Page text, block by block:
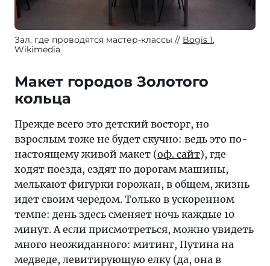
Зал, где проводятся мастер-классы Bogis 1,
Wikimedia
Макет городов Золотого
кольца
Прежде всего это детский восторг, но
взрослым тоже не будет скучно: ведь это по-
настоящему живой макет (оф. сайт), где
ходят поезда, ездят по дорогам машины,
мелькают фигурки горожан, в общем, жизнь
идет своим чередом. Только в ускоренном
темпе: день здесь сменяет ночь каждые 10
минут. А если присмотреться, можно увидеть
много неожиданного: митинг, Путина на
медведе, левитирующую елку (да, она в